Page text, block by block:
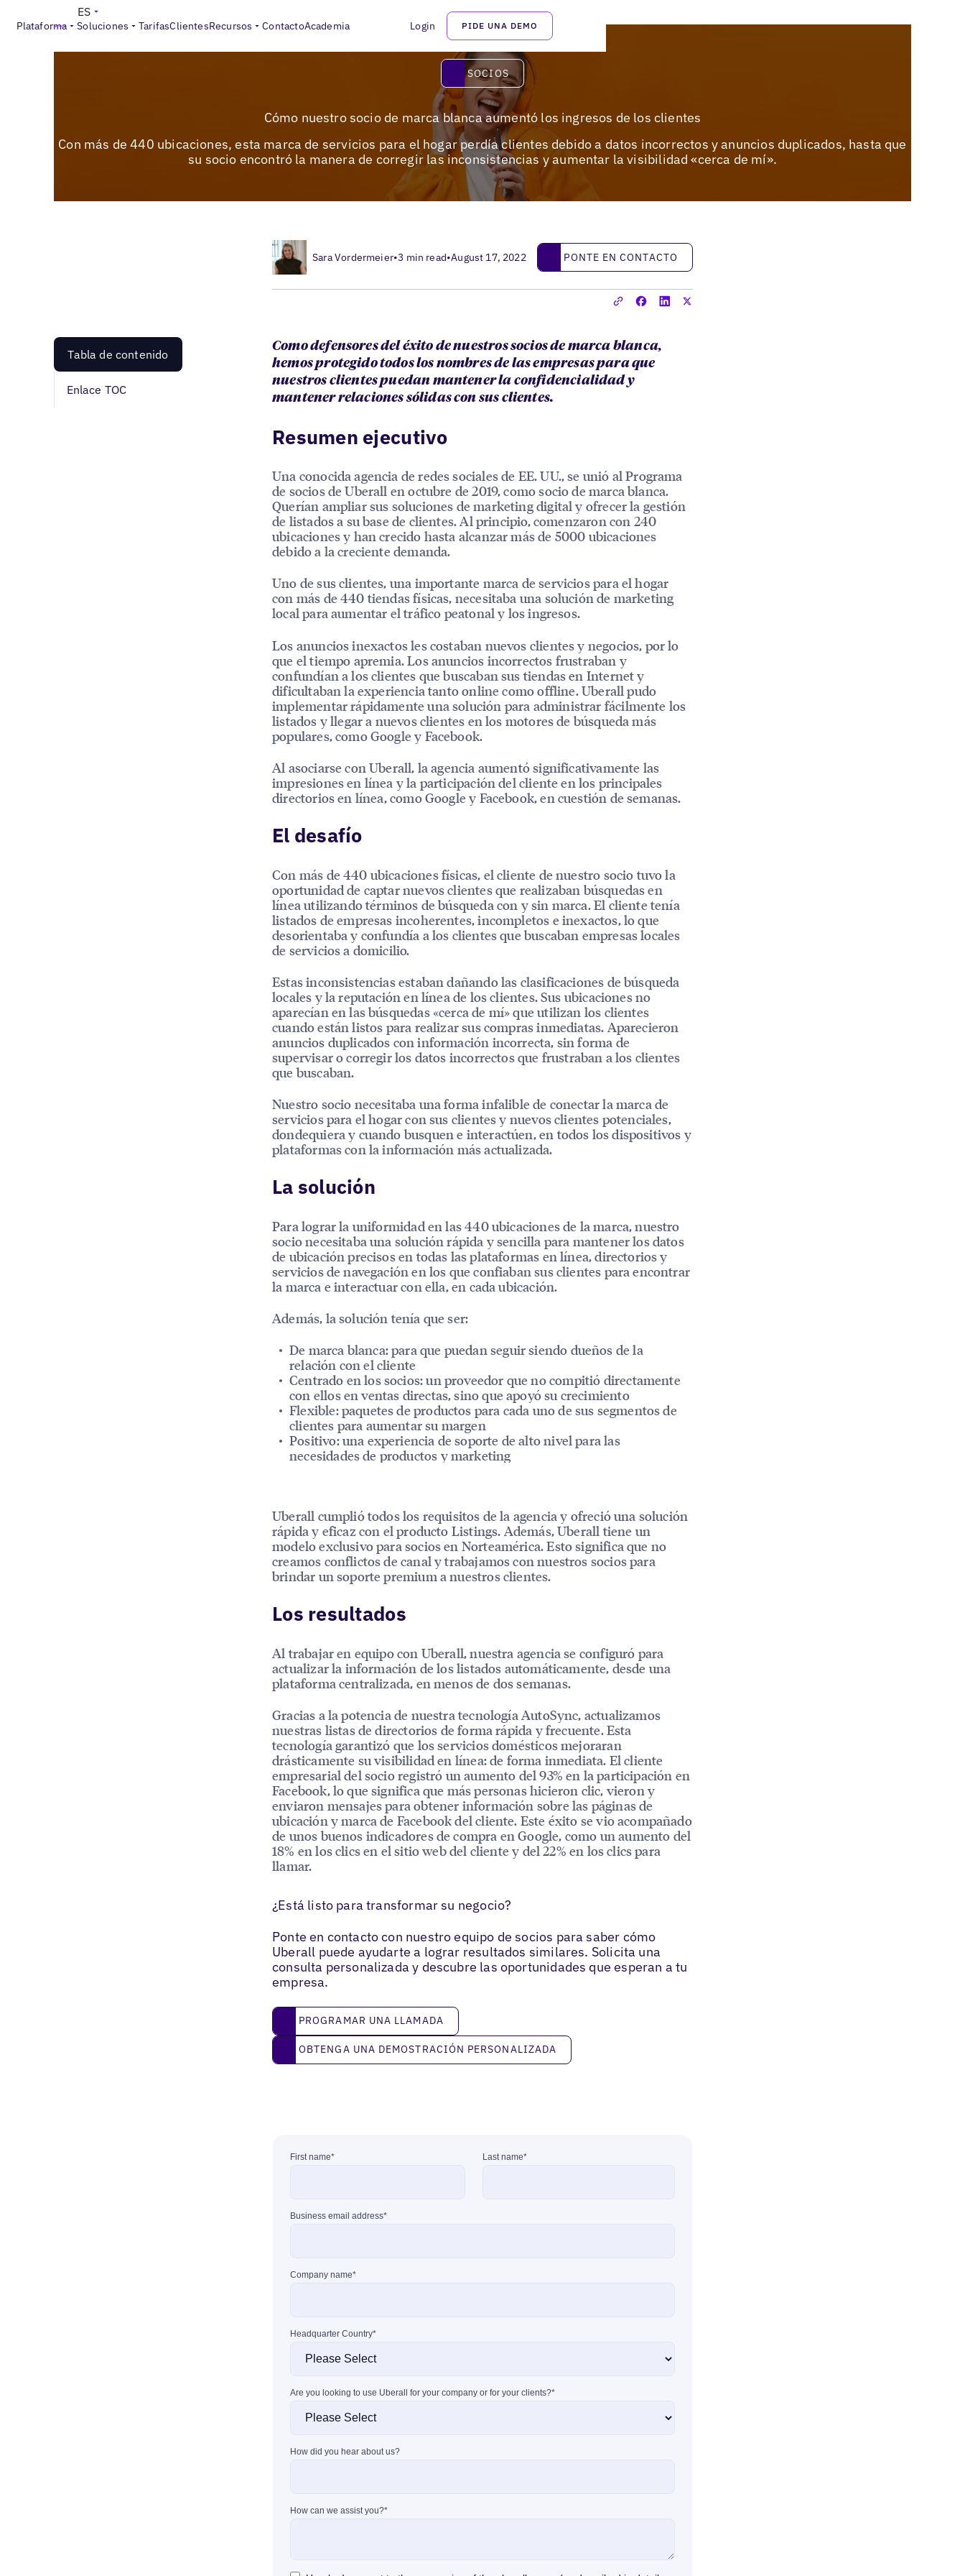
Plataforma Soluciones TarifasClientesRecursos ContactoAcademia Login PIDE UNA DEMO
ES
Socios
SOCIOS
Cómo nuestro socio de marca blanca aumentó los ingresos de los clientes
Con más de 440 ubicaciones, esta marca de servicios para el hogar perdía clientes debido a datos incorrectos y anuncios duplicados, hasta que
su socio encontró la manera de corregir las inconsistencias y aumentar la visibilidad «cerca de mí».
Sara Vordermeier•3 min read•August 17, 2022 Ponte en contacto
PONTE EN CONTACTO
Tabla de contenido
Enlace TOC
Como defensores del éxito de nuestros socios de marca blanca,
hemos protegido todos los nombres de las empresas para que
nuestros clientes puedan mantener la confidencialidad y
mantener relaciones sólidas con sus clientes.
Resumen ejecutivo
Una conocida agencia de redes sociales de EE. UU., se unió al Programa
de socios de Uberall en octubre de 2019, como socio de marca blanca.
Querían ampliar sus soluciones de marketing digital y ofrecer la gestión
de listados a su base de clientes. Al principio, comenzaron con 240
ubicaciones y han crecido hasta alcanzar más de 5000 ubicaciones
debido a la creciente demanda.
Uno de sus clientes, una importante marca de servicios para el hogar
con más de 440 tiendas físicas, necesitaba una solución de marketing
local para aumentar el tráfico peatonal y los ingresos.
Los anuncios inexactos les costaban nuevos clientes y negocios, por lo
que el tiempo apremia. Los anuncios incorrectos frustraban y
confundían a los clientes que buscaban sus tiendas en Internet y
dificultaban la experiencia tanto online como offline. Uberall pudo
implementar rápidamente una solución para administrar fácilmente los
listados y llegar a nuevos clientes en los motores de búsqueda más
populares, como Google y Facebook.
Al asociarse con Uberall, la agencia aumentó significativamente las
impresiones en línea y la participación del cliente en los principales
directorios en línea, como Google y Facebook, en cuestión de semanas.
El desafío
Con más de 440 ubicaciones físicas, el cliente de nuestro socio tuvo la
oportunidad de captar nuevos clientes que realizaban búsquedas en
línea utilizando términos de búsqueda con y sin marca. El cliente tenía
listados de empresas incoherentes, incompletos e inexactos, lo que
desorientaba y confundía a los clientes que buscaban empresas locales
de servicios a domicilio.
Estas inconsistencias estaban dañando las clasificaciones de búsqueda
locales y la reputación en línea de los clientes. Sus ubicaciones no
aparecían en las búsquedas «cerca de mí» que utilizan los clientes
cuando están listos para realizar sus compras inmediatas. Aparecieron
anuncios duplicados con información incorrecta, sin forma de
supervisar o corregir los datos incorrectos que frustraban a los clientes
que buscaban.
Nuestro socio necesitaba una forma infalible de conectar la marca de
servicios para el hogar con sus clientes y nuevos clientes potenciales,
dondequiera y cuando busquen e interactúen, en todos los dispositivos y
plataformas con la información más actualizada.
La solución
Para lograr la uniformidad en las 440 ubicaciones de la marca, nuestro
socio necesitaba una solución rápida y sencilla para mantener los datos
de ubicación precisos en todas las plataformas en línea, directorios y
servicios de navegación en los que confiaban sus clientes para encontrar
la marca e interactuar con ella, en cada ubicación.
Además, la solución tenía que ser:
De marca blanca: para que puedan seguir siendo dueños de la
relación con el cliente
Centrado en los socios: un proveedor que no compitió directamente
con ellos en ventas directas, sino que apoyó su crecimiento
Flexible: paquetes de productos para cada uno de sus segmentos de
clientes para aumentar su margen
Positivo: una experiencia de soporte de alto nivel para las
necesidades de productos y marketing
Uberall cumplió todos los requisitos de la agencia y ofreció una solución
rápida y eficaz con el producto Listings. Además, Uberall tiene un
modelo exclusivo para socios en Norteamérica. Esto significa que no
creamos conflictos de canal y trabajamos con nuestros socios para
brindar un soporte premium a nuestros clientes.
Los resultados
Al trabajar en equipo con Uberall, nuestra agencia se configuró para
actualizar la información de los listados automáticamente, desde una
plataforma centralizada, en menos de dos semanas.
Gracias a la potencia de nuestra tecnología AutoSync, actualizamos
nuestras listas de directorios de forma rápida y frecuente. Esta
tecnología garantizó que los servicios domésticos mejoraran
drásticamente su visibilidad en línea: de forma inmediata. El cliente
empresarial del socio registró un aumento del 93% en la participación en
Facebook, lo que significa que más personas hicieron clic, vieron y
enviaron mensajes para obtener información sobre las páginas de
ubicación y marca de Facebook del cliente. Este éxito se vio acompañado
de unos buenos indicadores de compra en Google, como un aumento del
18% en los clics en el sitio web del cliente y del 22% en los clics para
llamar.
¿Está listo para transformar su negocio?
Ponte en contacto con nuestro equipo de socios para saber cómo
Uberall puede ayudarte a lograr resultados similares. Solicita una
consulta personalizada y descubre las oportunidades que esperan a tu
empresa.
Programar una llamada
PROGRAMAR UNA LLAMADA
Obtenga una demostración personalizada
OBTENGA UNA DEMOSTRACIÓN PERSONALIZADA